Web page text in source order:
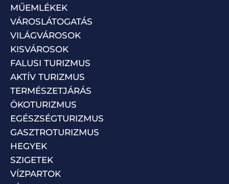
MŰEMLÉKEK
VÁROSLÁTOGATÁS
VILÁGVÁROSOK
KISVÁROSOK
FALUSI TURIZMUS
AKTÍV TURIZMUS
TERMÉSZETJÁRÁS
ÖKOTURIZMUS
EGÉSZSÉGTURIZMUS
GASZTROTURIZMUS
HEGYEK
SZIGETEK
VÍZPARTOK